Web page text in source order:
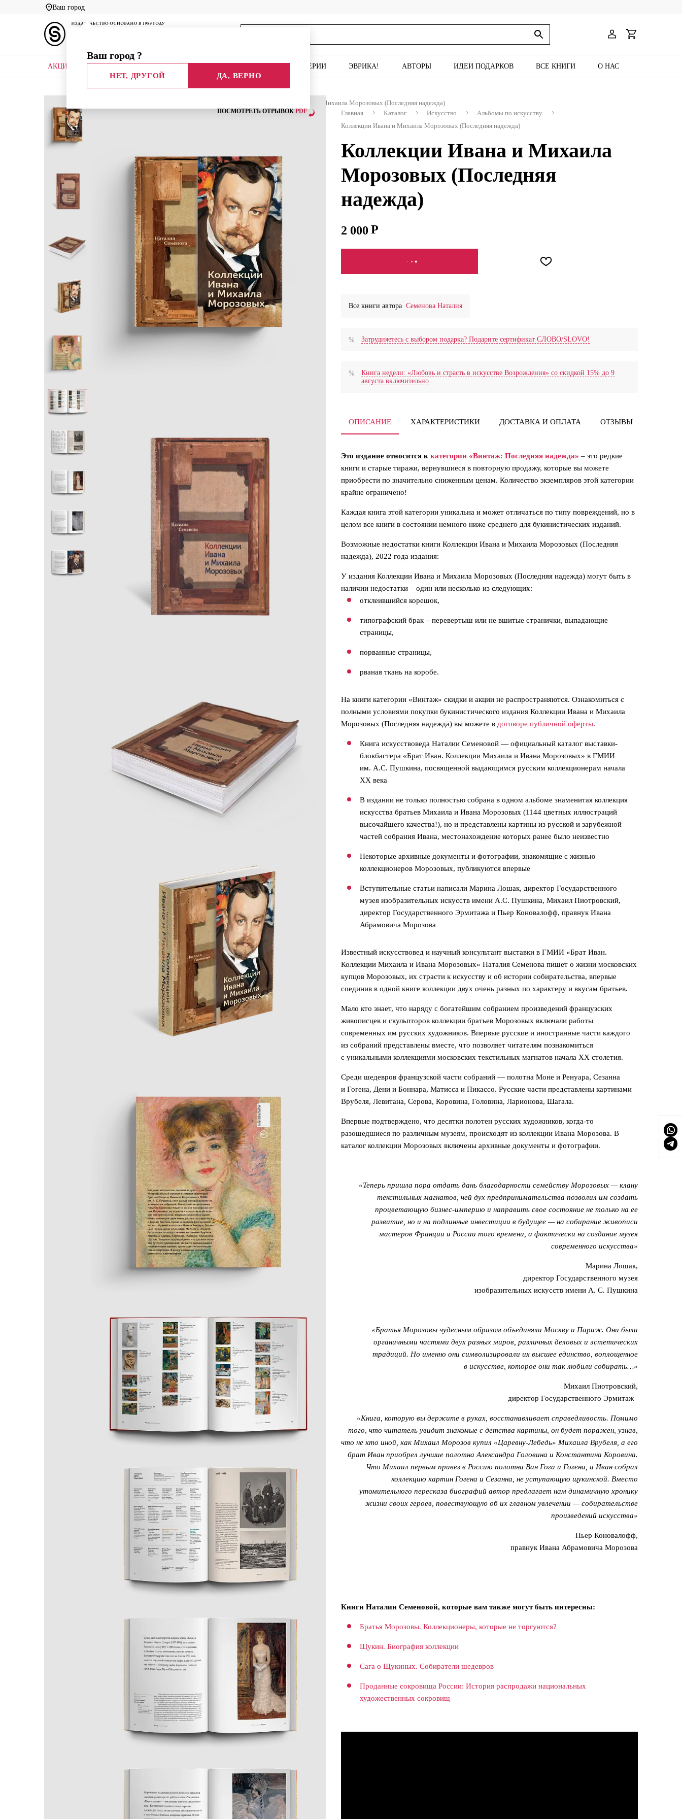
Ваш город
Ваш город ?
НЕТ, ДРУГОЙ ДА, ВЕРНО
АКЦИИ СЕРИИ ЭВРИКА! АВТОРЫ ИДЕИ ПОДАРКОВ ВСЕ КНИГИ О НАС
Коллекции Ивана и Михаила Морозовых (Последняя надежда)
ПОСМОТРЕТЬ ОТРЫВОК PDF Главная Каталог Искусство
Альбомы по искусству
Коллекции Ивана и Михаила Морозовых (Последняя надежда)
Коллекции Ивана и Михаила
Морозовых (Последняя
надежда)
2 000
СООБЩИТЬ О ПОСТУПЛЕНИИ
Все книги автора Семенова Наталия
Затрудняетесь с выбором подарка? Подарите сертификат СЛОВО/SLOVO!
Книга недели: «Любовь и страсть в искусстве Возрождения» со скидкой 15% до 9
августа включительно
ОПИСАНИЕ ХАРАКТЕРИСТИКИ ДОСТАВКА И ОПЛАТА ОТЗЫВЫ
Это издание относится к категории «Винтаж: Последняя надежда» – это редкие
книги и старые тиражи, вернувшиеся в повторную продажу, которые вы можете
приобрести по значительно сниженным ценам. Количество экземпляров этой категории
крайне ограничено!
Каждая книга этой категории уникальна и может отличаться по типу повреждений, но в
целом все книги в состоянии немного ниже среднего для букинистических изданий.
Возможные недостатки книги Коллекции Ивана и Михаила Морозовых (Последняя
надежда), 2022 года издания:
У издания Коллекции Ивана и Михаила Морозовых (Последняя надежда) могут быть в
наличии недостатки – один или несколько из следующих:
отклеившийся корешок,
типографский брак – перевертыш или не вшитые странички, выпадающие
страницы,
порванные страницы,
рваная ткань на коробе.
На книги категории «Винтаж» скидки и акции не распространяются. Ознакомиться с
полными условиями покупки букинистического издания Коллекции Ивана и Михаила
Морозовых (Последняя надежда) вы можете в договоре публичной оферты.
Книга искусствоведа Наталии Семеновой — официальный каталог выставки-
блокбастера «Брат Иван. Коллекции Михаила и Ивана Морозовых» в ГМИИ
им. А.С. Пушкина, посвященной выдающимся русским коллекционерам начала
ХХ века
В издании не только полностью собрана в одном альбоме знаменитая коллекция
искусства братьев Михаила и Ивана Морозовых (1144 цветных иллюстраций
высочайшего качества!), но и представлены картины из русской и зарубежной
частей собрания Ивана, местонахождение которых ранее было неизвестно
Некоторые архивные документы и фотографии, знакомящие с жизнью
коллекционеров Морозовых, публикуются впервые
Вступительные статьи написали Марина Лошак, директор Государственного
музея изобразительных искусств имени А.С. Пушкина, Михаил Пиотровский,
директор Государственного Эрмитажа и Пьер Коновалофф, правнук Ивана
Абрамовича Морозова
Известный искусствовед и научный консультант выставки в ГМИИ «Брат Иван.
Коллекции Михаила и Ивана Морозовых» Наталия Семенова пишет о жизни московских
купцов Морозовых, их страсти к искусству и об истории собирательства, впервые
соединив в одной книге коллекции двух очень разных по характеру и вкусам братьев.
Мало кто знает, что наряду с богатейшим собранием произведений французских
живописцев и скульпторов коллекции братьев Морозовых включали работы
современных им русских художников. Впервые русские и иностранные части каждого
из собраний представлены вместе, что позволяет читателям познакомиться
с уникальными коллекциями московских текстильных магнатов начала ХХ столетия.
Среди шедевров французской части собраний — полотна Моне и Ренуара, Сезанна
и Гогена, Дени и Боннара, Матисса и Пикассо. Русские части представлены картинами
Врубеля, Левитана, Серова, Коровина, Головина, Ларионова, Шагала.
Впервые подтверждено, что десятки полотен русских художников, когда-то
разошедшиеся по различным музеям, происходят из коллекции Ивана Морозова. В
каталог коллекции Морозовых включены архивные документы и фотографии.
«Теперь пришла пора отдать дань благодарности семейству Морозовых — клану
текстильных магнатов, чей дух предпринимательства позволил им создать
процветающую бизнес-империю и направить свое состояние не только на ее
развитие, но и на подлинные инвестиции в будущее — на собирание живописи
мастеров Франции и России того времени, а фактически на создание музея
современного искусства»
Марина Лошак,
директор Государственного музея
изобразительных искусств имени А. С. Пушкина
«Братья Морозовы чудесным образом объединяли Москву и Париж. Они были
органичными частями двух разных миров, различных деловых и эстетических
традиций. Но именно они символизировали их высшее единство, воплощенное
в искусстве, которое они так любили собирать…»
Михаил Пиотровский,
директор Государственного Эрмитаж
«Книга, которую вы держите в руках, восстанавливает справедливость. Помимо
того, что читатель увидит знакомые с детства картины, он будет поражен, узнав,
что не кто иной, как Михаил Морозов купил «Царевну-Лебедь» Михаила Врубеля, а его
брат Иван приобрел лучшие полотна Александра Головина и Константина Коровина.
Что Михаил первым привез в Россию полотна Ван Гога и Гогена, а Иван собрал
коллекцию картин Гогена и Сезанна, не уступающую щукинской. Вместо
утомительного пересказа биографий автор предлагает нам динамичную хронику
жизни своих героев, повествующую об их главном увлечении — собирательстве
произведений искусства»
Пьер Коновалофф,
правнук Ивана Абрамовича Морозова
Книги Наталии Семеновой, которые вам также могут быть интересны:
Братья Морозовы. Коллекционеры, которые не торгуются?
Щукин. Биография коллекции
Сага о Щукиных. Собиратели шедевров
Проданные сокровища России: История распродажи национальных
художественных сокровищ